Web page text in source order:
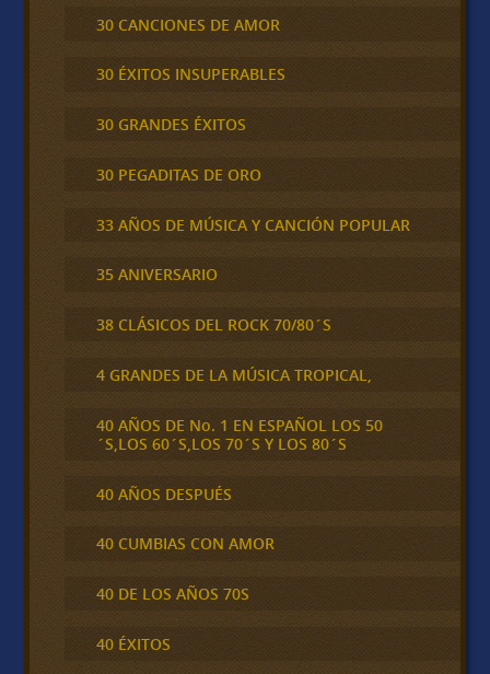
30 CANCIONES DE AMOR
30 ÉXITOS INSUPERABLES
30 GRANDES ÉXITOS
30 PEGADITAS DE ORO
33 AÑOS DE MÚSICA Y CANCIÓN POPULAR
35 ANIVERSARIO
38 CLÁSICOS DEL ROCK 70/80´S
4 GRANDES DE LA MÚSICA TROPICAL,
40 AÑOS DE No. 1 EN ESPAÑOL LOS 50
´S,LOS 60´S,LOS 70´S Y LOS 80´S
40 AÑOS DESPUÉS
40 CUMBIAS CON AMOR
40 DE LOS AÑOS 70S
40 ÉXITOS